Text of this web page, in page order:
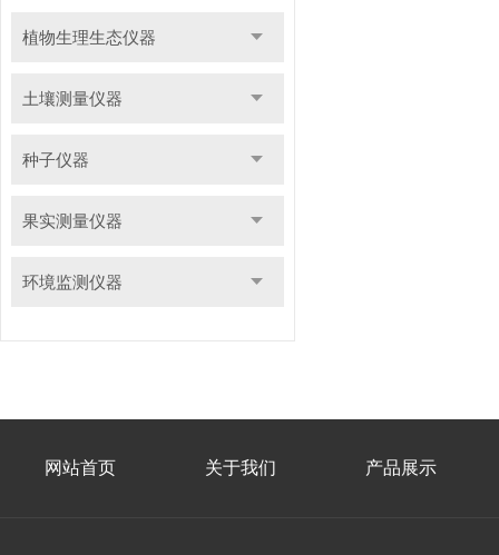
植物生理生态仪器
土壤测量仪器
种子仪器
果实测量仪器
环境监测仪器
网站首页 关于我们 产品展示